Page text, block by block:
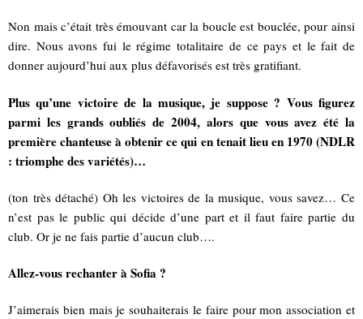
Non mais c’était très émouvant car la boucle est bouclée, pour ainsi
dire. Nous avons fui le régime totalitaire de ce pays et le fait de
donner aujourd’hui aux plus défavorisés est très gratifiant.
Plus qu’une victoire de la musique, je suppose ? Vous figurez
parmi les grands oubliés de 2004, alors que vous avez été la
première chanteuse à obtenir ce qui en tenait lieu en 1970 (NDLR
: triomphe des variétés)…
(ton très détaché) Oh les victoires de la musique, vous savez… Ce
n’est pas le public qui décide d’une part et il faut faire partie du
club. Or je ne fais partie d’aucun club….
Allez-vous rechanter à Sofia ?
J’aimerais bien mais je souhaiterais le faire pour mon association et